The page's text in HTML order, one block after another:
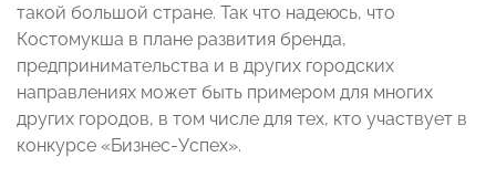
такой большой стране. Так что надеюсь, что
Костомукша в плане развития бренда,
предпринимательства и в других городских
направлениях может быть примером для многих
других городов, в том числе для тех, кто участвует в
конкурсе «Бизнес-Успех».